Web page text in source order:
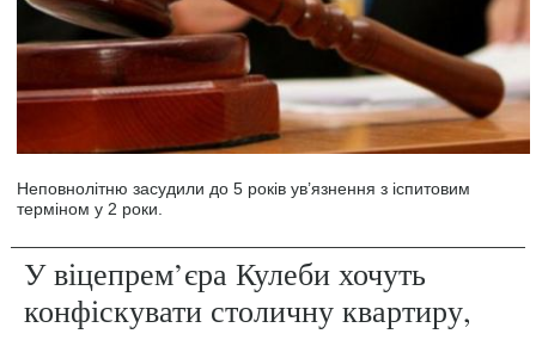
Неповнолітню засудили до 5 років ув’язнення з іспитовим
терміном у 2 роки.
У віцепрем’єра Кулеби хочуть
конфіскувати столичну квартиру,